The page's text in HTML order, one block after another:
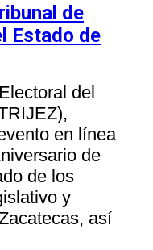
de
Estado de
del
en línea
de
de los
y
así